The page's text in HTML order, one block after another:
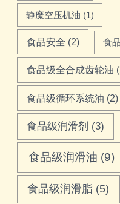
静魔空压机油 (1)
食品安全 (2) 食
食品级全合成齿轮油
食品级循环系统油 (2)
食品级润滑剂 (3)
食品级润滑油 (9)
食品级润滑脂 (5)